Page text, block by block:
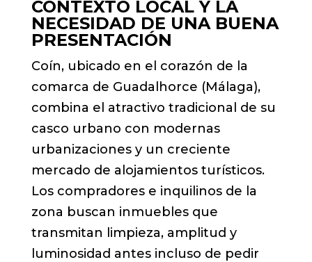
CONTEXTO LOCAL Y LA
NECESIDAD DE UNA BUENA
PRESENTACIÓN
Coín, ubicado en el corazón de la
comarca de Guadalhorce (Málaga),
combina el atractivo tradicional de su
casco urbano con modernas
urbanizaciones y un creciente
mercado de alojamientos turísticos.
Los compradores e inquilinos de la
zona buscan inmuebles que
transmitan limpieza, amplitud y
luminosidad antes incluso de pedir